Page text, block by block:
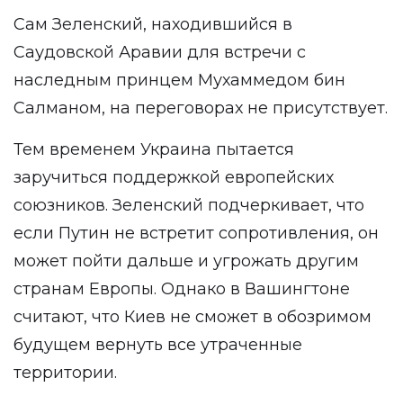
Сам Зеленский, находившийся в
Саудовской Аравии для встречи с
наследным принцем Мухаммедом бин
Салманом, на переговорах не присутствует.
Тем временем Украина пытается
заручиться поддержкой европейских
союзников. Зеленский подчеркивает, что
если Путин не встретит сопротивления, он
может пойти дальше и угрожать другим
странам Европы. Однако в Вашингтоне
считают, что Киев не сможет в обозримом
будущем вернуть все утраченные
территории.